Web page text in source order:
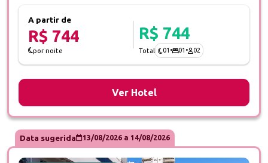
A partir de
R$ 744
por noite
R$ 744
Total 01 • 01 • 02
Ver Hotel
Data sugerida 13/08/2026a 14/08/2026